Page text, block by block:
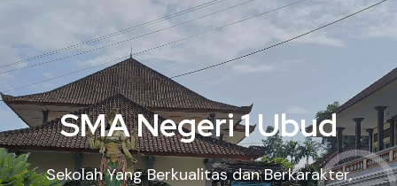
SMA Negeri 1 Ubud
Sekolah Yang Berkualitas dan Berkarakter,